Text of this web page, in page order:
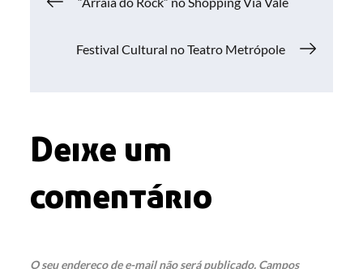
deFestival Cultural no Teatro Metrópole
Deixe um
comentário
O seu endereço de e-mail não será publicado. Campos